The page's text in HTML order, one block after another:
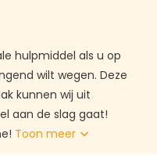
hulpmiddel als u op
wilt wegen. Deze
kunnen wij uit
aan de slag gaat!
Toon meer